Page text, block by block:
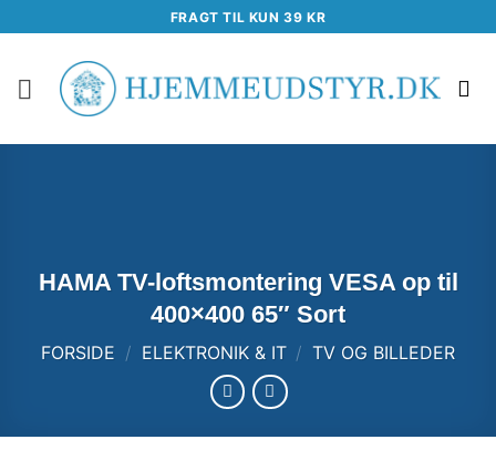
til
FRAGT TIL KUN 39 KR
HAMA TV-loftsmontering VESA op til
400×400 65″ Sort
FORSIDE / ELEKTRONIK & IT / TV OG BILLEDER